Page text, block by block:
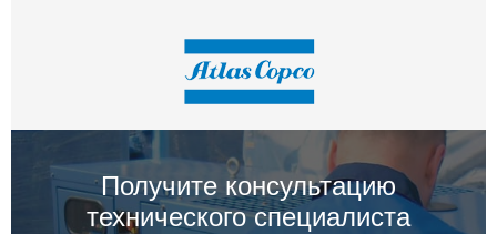
Получите консультацию
технического специалиста